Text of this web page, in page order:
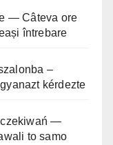
— Câteva ore
întrebare
–
kérdezte
—
to samo